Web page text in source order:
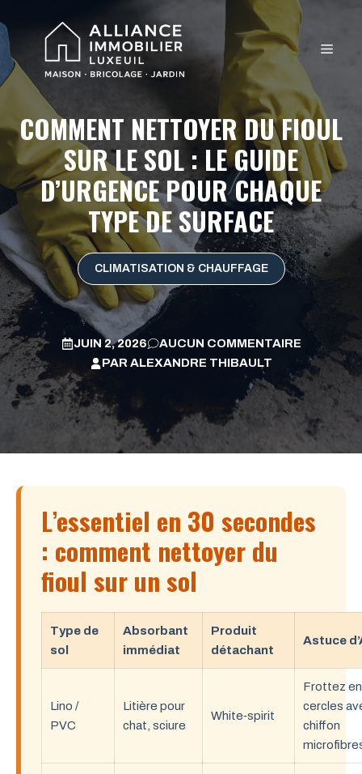
au
contenu
COMMENT NETTOYER DU FIOUL
SUR LE SOL : LE GUIDE
D’URGENCE POUR CHAQUE
TYPE DE SURFACE
CLIMATISATION & CHAUFFAGE
JUIN 2, 2026
AUCUN COMMENTAIRE
PAR ALEXANDRE THIBAULT
L’essentiel en 30 secondes
: comment nettoyer du
fioul sur un sol
Type de
sol
Absorbant
immédiat
Produit
détachant
Astuce
Lino /
PVC
Litière pour
chat, sciure
White‑spirit
Frottez en
cercles
chiffon